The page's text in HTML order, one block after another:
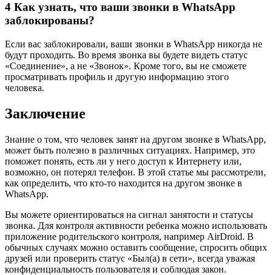
4 Как узнать, что ваши звонки в WhatsApp
заблокированы?
Если вас заблокировали, ваши звонки в WhatsApp никогда не
будут проходить. Во время звонка вы будете видеть статус
«Соединение», а не «Звонок». Кроме того, вы не сможете
просматривать профиль и другую информацию этого
человека.
Заключение
Знание о том, что человек занят на другом звонке в WhatsApp,
может быть полезно в различных ситуациях. Например, это
поможет понять, есть ли у него доступ к Интернету или,
возможно, он потерял телефон. В этой статье мы рассмотрели,
как определить, что кто-то находится на другом звонке в
WhatsApp.
Вы можете ориентироваться на сигнал занятости и статусы
звонка. Для контроля активности ребенка можно использовать
приложение родительского контроля, например AirDroid. В
обычных случаях можно оставить сообщение, спросить общих
друзей или проверить статус «Был(а) в сети», всегда уважая
конфиденциальность пользователя и соблюдая закон.